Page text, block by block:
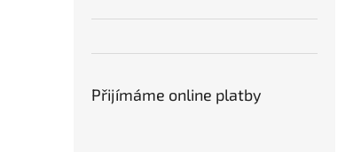
Přijímáme online platby